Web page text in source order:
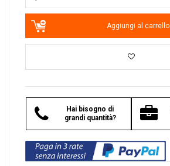
Aggiungi al carrello
Hai bisogno di
grandi quantità?